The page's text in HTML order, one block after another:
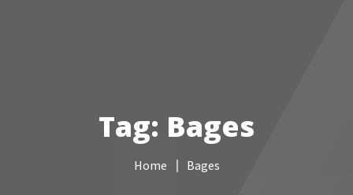
Câblage réseau
NAS
Tag: Bages
Home Bages